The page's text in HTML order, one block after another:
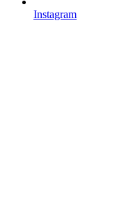
Instagram